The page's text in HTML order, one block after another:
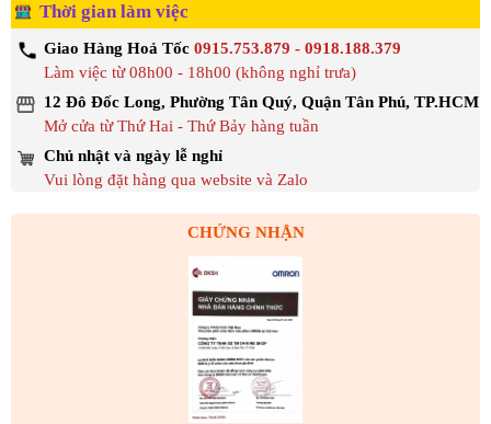
Thời gian làm việc
Giao Hàng Hoả Tốc 0915.753.879 - 0918.188.379
Làm việc từ 08h00 - 18h00 (không nghỉ trưa)
12 Đô Đốc Long, Phường Tân Quý, Quận Tân Phú, TP.HCM
Mở cửa từ Thứ Hai - Thứ Bảy hàng tuần
Chủ nhật và ngày lễ nghỉ
Vui lòng đặt hàng qua website và Zalo
CHỨNG NHẬN